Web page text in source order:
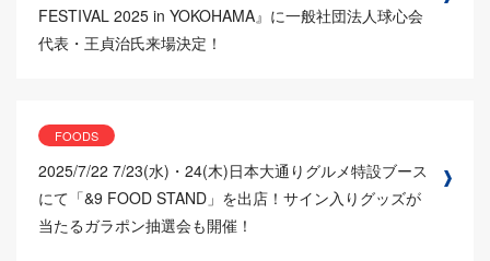
FESTIVAL 2025 in YOKOHAMA』に一般社団法人球心会
代表・王貞治氏来場決定！
FOODS
2025/7/22 7/23(水)・24(木)日本大通りグルメ特設ブース
にて「&9 FOOD STAND」を出店！サイン入りグッズが
当たるガラポン抽選会も開催！